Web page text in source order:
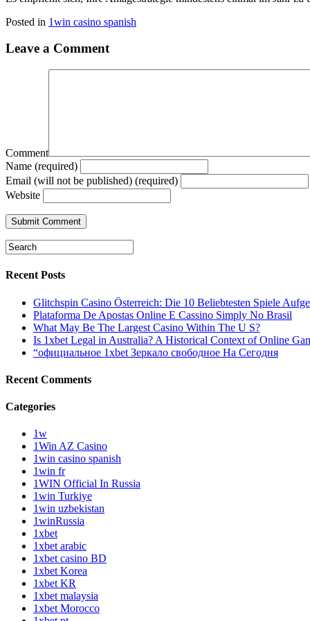
Posted in 1win casino spanish
Leave a Comment
Comment
Name (required)
Email (will not be published) (required)
Website
Recent Posts
Glitchspin Casino Österreich: Die 10 Beliebtesten Spiele
Plataforma De Apostas Online E Cassino Simply No Brasil
What May Be The Largest Casino Within The U S?
Is 1xbet Legal in Australia? A Historical Context of Online
“официальное 1xbet Зеркало свободное На Сегодня
Recent Comments
Categories
1w
1Win AZ Casino
1win casino spanish
1win fr
1WIN Official In Russia
1win Turkiye
1win uzbekistan
1winRussia
1xbet
1xbet arabic
1xbet casino BD
1xbet Korea
1xbet KR
1xbet malaysia
1xbet Morocco